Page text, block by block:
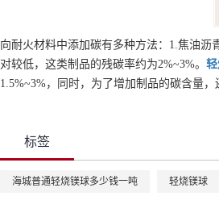
向耐火材料中添加碳有多种方法：1.焦油
对较低，这类制品的残碳率约为2%~3%。
1.5%~3%，同时，为了增加制品的碳含量
标签
海城普通轻烧镁球多少钱一吨 轻烧镁球